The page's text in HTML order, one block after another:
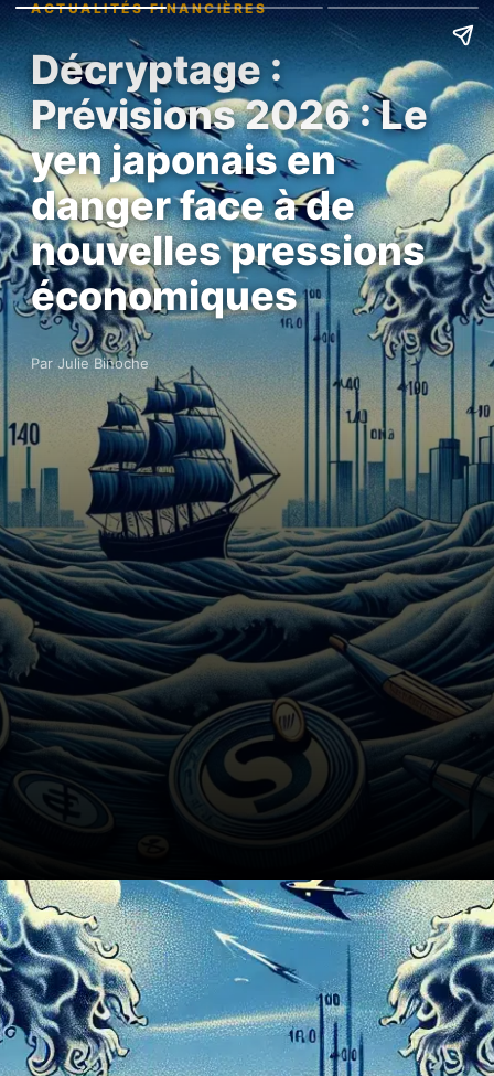
ACTUALITÉS FINANCIÈRES
Décryptage :
Prévisions 2026 : Le
yen japonais en
danger face à de
nouvelles pressions
économiques
Par Julie Binoche